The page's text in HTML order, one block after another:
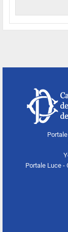
Portale Luce -